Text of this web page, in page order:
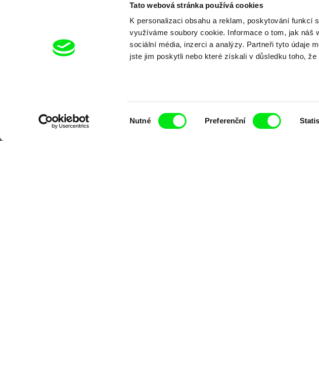
Tato webová stránka používá cookies
K personalizaci obsahu a reklam, poskytování funkcí
využíváme soubory cookie. Informace o tom, jak
sociální média, inzerci a analýzy. Partneři tyto údaje
jste jim poskytli nebo které získali v důsledku toho,
Nutné Preferenční
Portál DAFilms.cz je výsledkem tvůrčí spolupráce 7
Alliance. Naším cílem je posouvat hranice